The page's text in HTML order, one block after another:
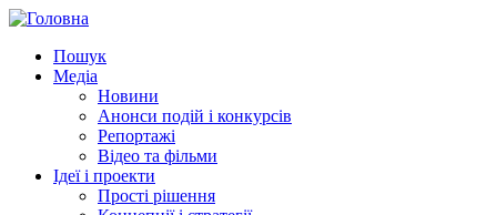
Пошук
Медіа
Новини
Анонси подій і конкурсів
Репортажі
Відео та фільми
Ідеї і проекти
Прості рішення